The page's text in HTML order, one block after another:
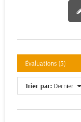
Évaluations (5)
Trier par: Dernier